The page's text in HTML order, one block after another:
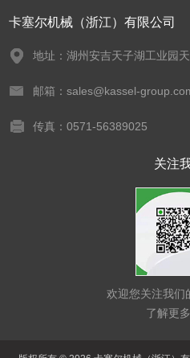
卡塞尔机械（浙江）有限公司
地址：湖州安吉天子湖工业园
邮箱：sales@kassel-
传真：0571-56389025
关注
欢迎您关注我们
了解更